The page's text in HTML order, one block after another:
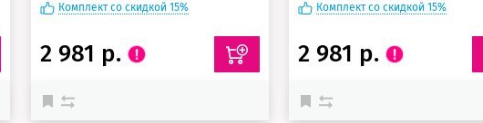
Комплект со скидкой 15%
2 981 р.
Комплект со скидкой 15%
2 981 р.